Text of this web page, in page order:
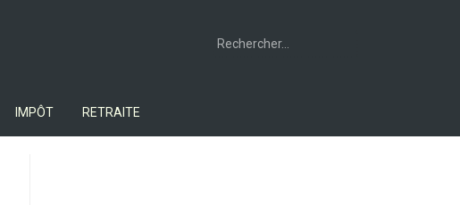
Rechercher :
IMPÔT RETRAITE